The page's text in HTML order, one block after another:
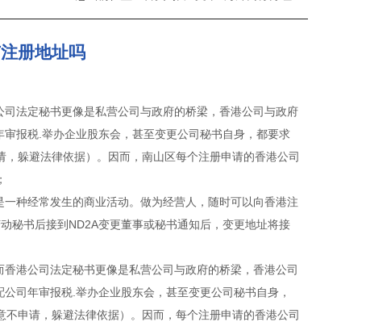
册地址吗
法定秘书更像是私营公司与政府的桥梁，香港公司与政府
报税.举办企业股东会，甚至变更公司秘书自身，都要求
躲避法律依据）。因而，南山区每个注册申请的香港公司
种经常发生的商业活动。做为经营人，随时可以向香港注
秘书后接到ND2A变更董事或秘书通知后，变更地址将接
港公司法定秘书更像是私营公司与政府的桥梁，香港公司
司年审报税.举办企业股东会，甚至变更公司秘书自身，
申请，躲避法律依据）。因而，每个注册申请的香港公司